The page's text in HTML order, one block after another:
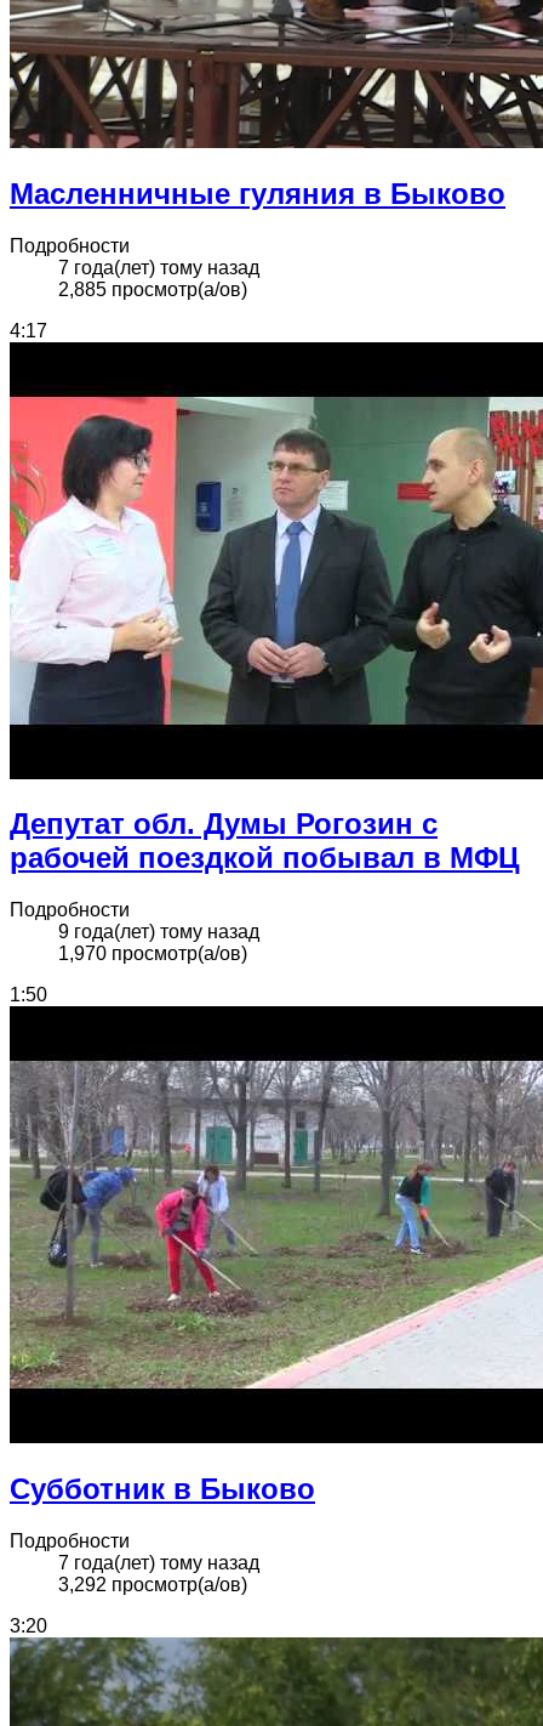
Масленничные гуляния в Быково
Подробности
7 года(лет) тому назад
2,885 просмотр(а/ов)
4:17
Депутат обл. Думы Рогозин с
рабочей поездкой побывал в МФЦ
Подробности
9 года(лет) тому назад
1,970 просмотр(а/ов)
1:50
Субботник в Быково
Подробности
7 года(лет) тому назад
3,292 просмотр(а/ов)
3:20